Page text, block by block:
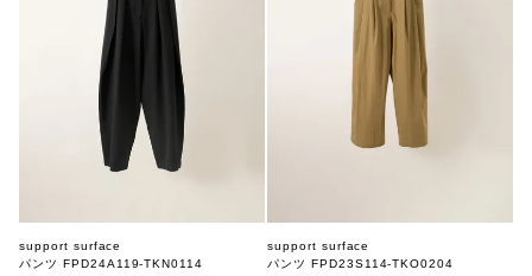
support surface
パンツ FPD24A119-TKN0114
support surface
パンツ FPD23S114-TKO0204